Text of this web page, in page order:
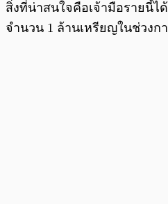
สิ่งที่น่าสนใจคือเจ้ามือรายนี้ไ
จำนวน 1 ล้านเหรียญในช่วงก